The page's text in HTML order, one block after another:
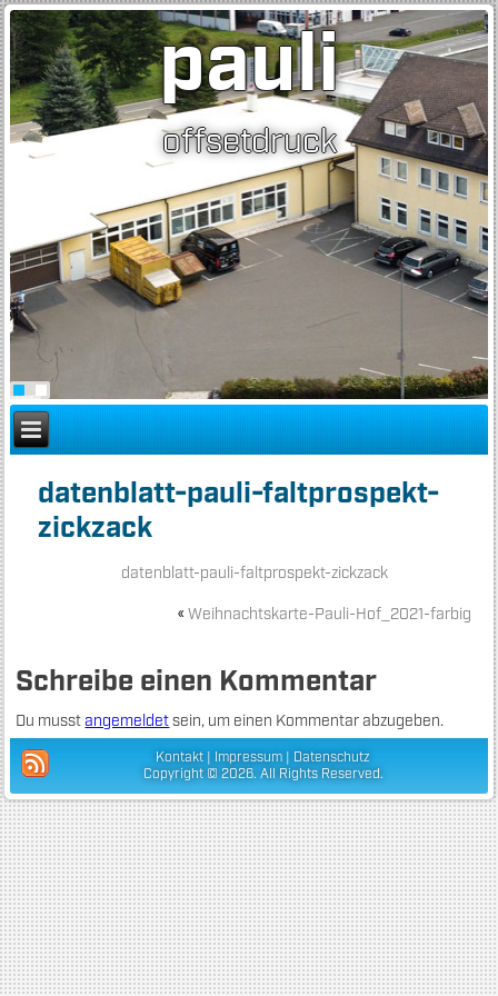
pauli
offsetdruck
datenblatt-pauli-faltprospekt-
zickzack
datenblatt-pauli-faltprospekt-zickzack
« Weihnachtskarte-Pauli-Hof_2021-farbig
Schreibe einen Kommentar
Du musstangemeldetsein, um einen Kommentar abzugeben.
Kontakt Impressum
Datenschutz
Copyright © 2026. All Rights Reserved.